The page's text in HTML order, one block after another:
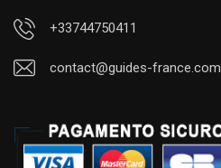
+33744750411
contact@guides-france.com